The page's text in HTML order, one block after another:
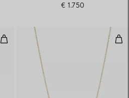
€ 1.750
Pendentif Cercles entrelacés